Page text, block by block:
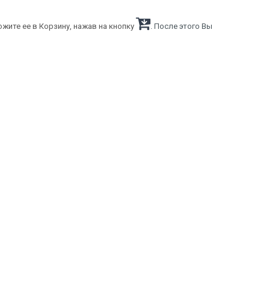
ее в Корзину, нажав на кнопку
. После этого Вы